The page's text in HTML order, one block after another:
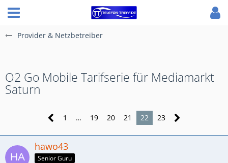
Provider & Netzbetreiber
O2 Go Mobile Tarifserie für Mediamarkt
Saturn
1 … 19 20 21 22 23
hawo43
Senior Guru